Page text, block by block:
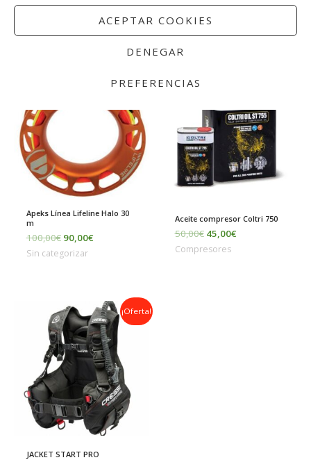
ACEPTAR COOKIES
DENEGAR
PREFERENCIAS
Productos relacionados
Apeks Línea Lifeline Halo 30
m
100,00€ 90,00€
precio
90,00€.
Sin categorizar
Aceite compresor Coltri 750
50,00€
50,00€.
45,00€
45,00€.
Compresores
¡Oferta!
JACKET START PRO
El
precio
original
era:
300,00€.
El
precio
actual
es:
259,00€.